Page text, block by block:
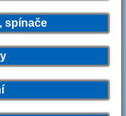
spínače